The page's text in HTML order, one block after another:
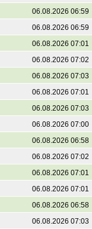
06.08.2026 06:59
06.08.2026 06:59
06.08.2026 07:01
06.08.2026 07:02
06.08.2026 07:03
06.08.2026 07:01
06.08.2026 07:03
06.08.2026 07:00
06.08.2026 06:58
06.08.2026 07:02
06.08.2026 07:01
06.08.2026 07:01
06.08.2026 06:58
06.08.2026 07:03